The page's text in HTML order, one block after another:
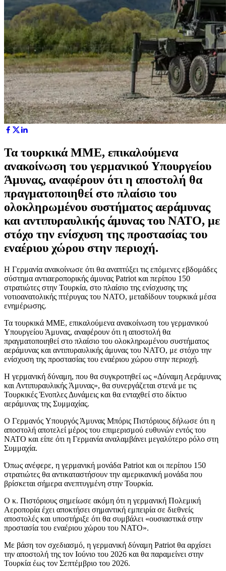
Τα τουρκικά ΜΜΕ, επικαλούμενα
ανακοίνωση του γερμανικού Yπουργείου
Άμυνας, αναφέρουν ότι η αποστολή θα
πραγματοποιηθεί στο πλαίσιο του
ολοκληρωμένου συστήματος αεράμυνας
και αντιπυραυλικής άμυνας του ΝΑΤΟ, με
στόχο την ενίσχυση της προστασίας του
εναέριου χώρου στην περιοχή.
Η Γερμανία ανακοίνωσε ότι θα αναπτύξει τις επόμενες εβδομάδες
σύστημα αντιαεροπορικής άμυνας Patriot και περίπου 150
στρατιώτες στην Τουρκία, στο πλαίσιο της ενίσχυσης της
νοτιοανατολικής πτέρυγας του ΝΑΤΟ, μεταδίδουν τουρκικά μέσα
ενημέρωσης.
Τα τουρκικά ΜΜΕ, επικαλούμενα ανακοίνωση του γερμανικού
Yπουργείου Άμυνας, αναφέρουν ότι η αποστολή θα
πραγματοποιηθεί στο πλαίσιο του ολοκληρωμένου συστήματος
αεράμυνας και αντιπυραυλικής άμυνας του ΝΑΤΟ, με στόχο την
ενίσχυση της προστασίας του εναέριου χώρου στην περιοχή.
Η γερμανική δύναμη, που θα συγκροτηθεί ως «Δύναμη Αεράμυνας
και Αντιπυραυλικής Άμυνας», θα συνεργάζεται στενά με τις
Τουρκικές Ένοπλες Δυνάμεις και θα ενταχθεί στο δίκτυο
αεράμυνας της Συμμαχίας.
Ο Γερμανός Yπουργός Άμυνας Μπόρις Πιστόριους δήλωσε ότι η
αποστολή αποτελεί μέρος του επιμερισμού ευθυνών εντός του
ΝΑΤΟ και είπε ότι η Γερμανία αναλαμβάνει μεγαλύτερο ρόλο στη
Συμμαχία.
Όπως ανέφερε, η γερμανική μονάδα Patriot και οι περίπου 150
στρατιώτες θα αντικαταστήσουν την αμερικανική μονάδα που
βρίσκεται σήμερα ανεπτυγμένη στην Τουρκία.
Ο κ. Πιστόριους σημείωσε ακόμη ότι η γερμανική Πολεμική
Αεροπορία έχει αποκτήσει σημαντική εμπειρία σε διεθνείς
αποστολές και υποστήριξε ότι θα συμβάλει «ουσιαστικά στην
προστασία του εναέριου χώρου του ΝΑΤΟ».
Με βάση τον σχεδιασμό, η γερμανική δύναμη Patriot θα αρχίσει
την αποστολή της τον Ιούνιο του 2026 και θα παραμείνει στην
Τουρκία έως τον Σεπτέμβριο του 2026.